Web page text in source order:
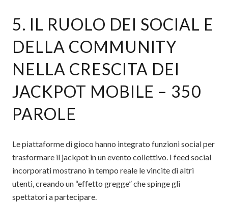
5. IL RUOLO DEI SOCIAL E
DELLA COMMUNITY
NELLA CRESCITA DEI
JACKPOT MOBILE – 350
PAROLE
Le piattaforme di gioco hanno integrato funzioni social per
trasformare il jackpot in un evento collettivo. I feed social
incorporati mostrano in tempo reale le vincite di altri
utenti, creando un “effetto gregge” che spinge gli
spettatori a partecipare.